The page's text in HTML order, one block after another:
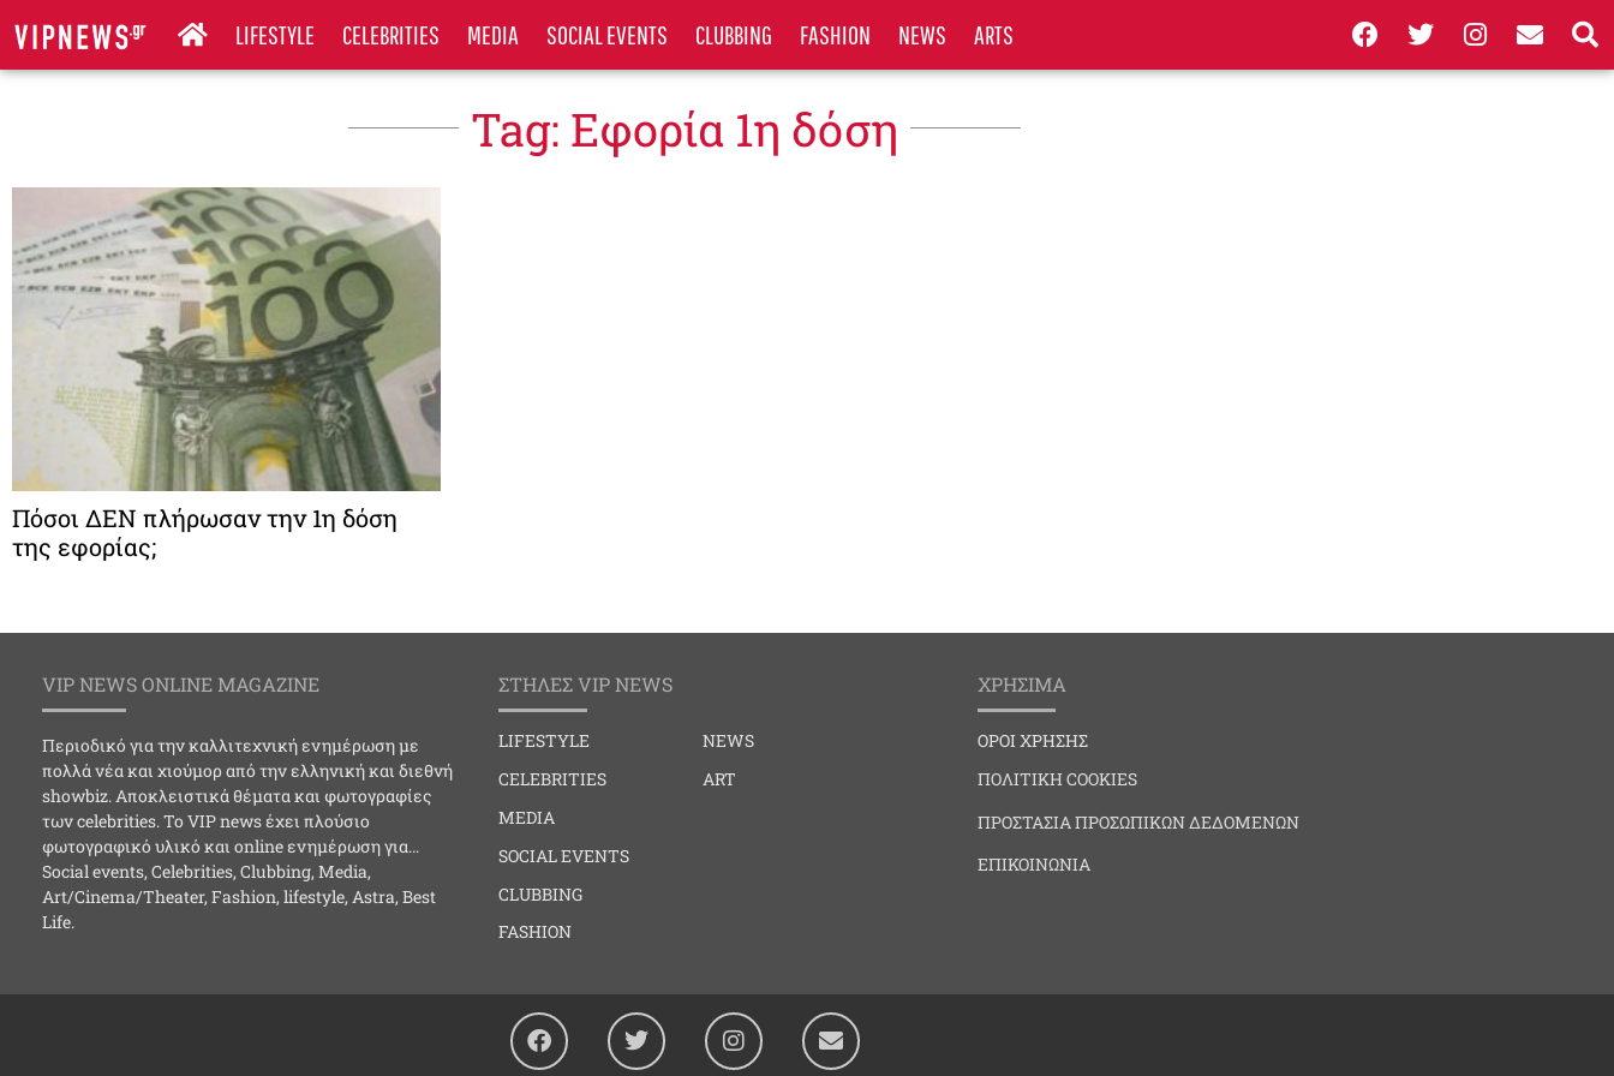
LIFESTYLE CELEBRITIES MEDIA SOCIAL EVENTS CLUBBING FASHION NEWS ARTS
Tag: Εφορία 1η δόση
Πόσοι ΔΕΝ πλήρωσαν την 1η δόση
της εφορίας;
VIP NEWS ONLINE MAGAZINE
Περιοδικό για την καλλιτεχνική ενημέρωση με
πολλά νέα και χιούμορ από την ελληνική και διεθνή
showbiz. Αποκλειστικά θέματα και φωτογραφίες
των celebrities. Το VIP news έχει πλούσιο
φωτογραφικό υλικό και online ενημέρωση για…
Social events, Celebrities, Clubbing, Media,
Art/Cinema/Theater, Fashion, lifestyle, Astra, Best
Life.
ΣΤΗΛΕΣ VIP NEWS
LIFESTYLE
CELEBRITIES
MEDIA
SOCIAL EVENTS
CLUBBING
FASHION
NEWS
ART
ΧΡΗΣΙΜΑ
ΟΡΟΙ ΧΡΗΣΗΣ
ΠΟΛΙΤΙΚΗ COOKIES
ΠΡΟΣΤΑΣΙΑ ΠΡΟΣΩΠΙΚΩΝ ΔΕΔΟΜΕΝΩΝ
ΕΠΙΚΟΙΝΩΝΙΑ